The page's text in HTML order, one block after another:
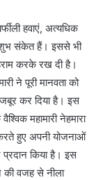
हवाएं, अत्यधिक
संकेत हैं। इससे भी
करके रख दी है।
ने पूरी मानवता को
कर दिया है। इस
महामारी नेहमारा
हुए अपनी योजनाओं
किया है। इस
की वजह से नीला